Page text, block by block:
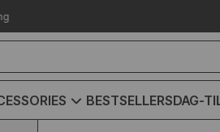
på hele vores udvalg
BESTSELLERSDAG-